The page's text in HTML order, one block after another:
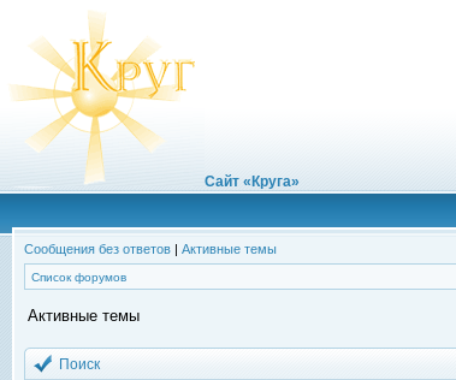
Сайт «Круга»
Сообщения без ответов | Активные темы
Список форумов
Активные темы
Поиск